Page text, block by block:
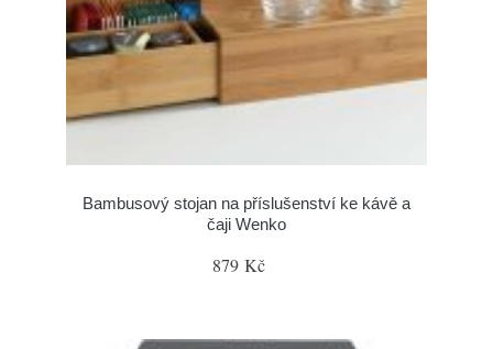
Bambusový stojan na příslušenství ke kávě a
čaji Wenko
879 Kč